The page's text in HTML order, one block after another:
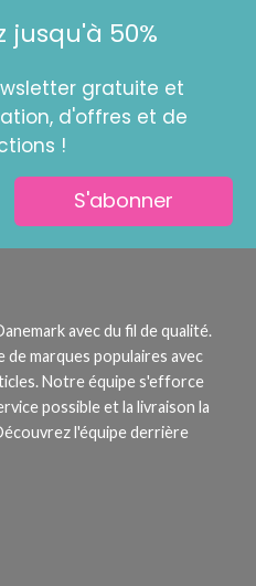
jusqu'à 50%
gratuite et
d'offres et de
!
S'abonner
avec du fil de qualité.
de marques populaires avec
Notre équipe s'efforce
possible et la livraison la
l'équipe derrière